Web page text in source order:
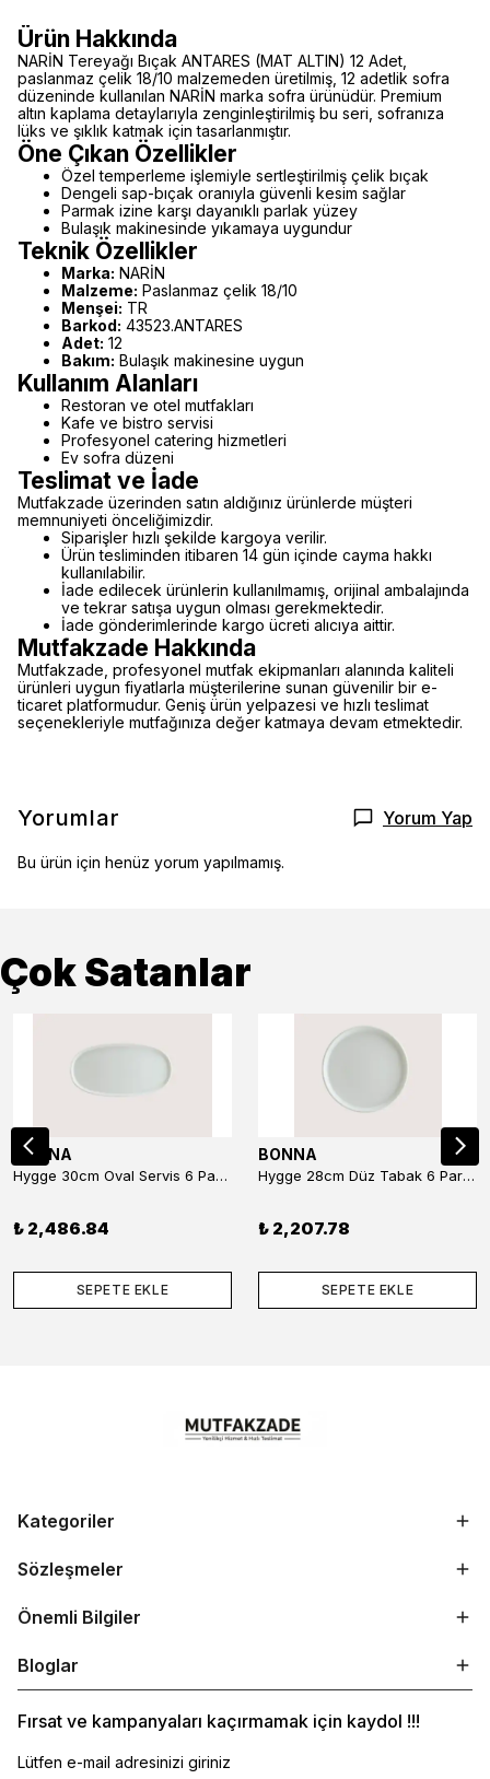
Ürün Hakkında
NARİN Tereyağı Bıçak ANTARES (MAT ALTIN) 12 Adet,
paslanmaz çelik 18/10 malzemeden üretilmiş, 12 adetlik sofra
düzeninde kullanılan NARİN marka sofra ürünüdür. Premium
altın kaplama detaylarıyla zenginleştirilmiş bu seri, sofranıza
lüks ve şıklık katmak için tasarlanmıştır.
Öne Çıkan Özellikler
Özel temperleme işlemiyle sertleştirilmiş çelik bıçak
Dengeli sap-bıçak oranıyla güvenli kesim sağlar
Parmak izine karşı dayanıklı parlak yüzey
Bulaşık makinesinde yıkamaya uygundur
Teknik Özellikler
Marka: NARİN
Malzeme: Paslanmaz çelik 18/10
Menşei: TR
Barkod: 43523.ANTARES
Adet: 12
Bakım: Bulaşık makinesine uygun
Kullanım Alanları
Restoran ve otel mutfakları
Kafe ve bistro servisi
Profesyonel catering hizmetleri
Ev sofra düzeni
Teslimat ve İade
Mutfakzade üzerinden satın aldığınız ürünlerde müşteri
memnuniyeti önceliğimizdir.
Siparişler hızlı şekilde kargoya verilir.
Ürün tesliminden itibaren 14 gün içinde cayma hakkı
kullanılabilir.
İade edilecek ürünlerin kullanılmamış, orijinal ambalajında
ve tekrar satışa uygun olması gerekmektedir.
İade gönderimlerinde kargo ücreti alıcıya aittir.
Mutfakzade Hakkında
Mutfakzade, profesyonel mutfak ekipmanları alanında kaliteli
ürünleri uygun fiyatlarla müşterilerine sunan güvenilir bir e-
ticaret platformudur. Geniş ürün yelpazesi ve hızlı teslimat
seçenekleriyle mutfağınıza değer katmaya devam etmektedir.
Yorumlar Yorum Yap
Bu ürün için henüz yorum yapılmamış.
Çok Satanlar
BONNA
Hygge 30cm Oval Servis 6 Parça
₺ 2,486.84
SEPETE EKLE
BONNA
Hygge 28cm Düz Tabak 6 Parça
₺ 2,207.78
SEPETE EKLE
Kategoriler
Sözleşmeler
Önemli Bilgiler
Bloglar
Fırsat ve kampanyaları kaçırmamak için kaydol !!!
Lütfen e-mail adresinizi giriniz